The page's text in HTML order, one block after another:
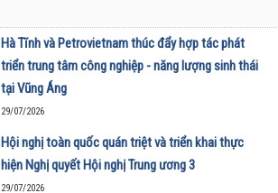
Hà Tĩnh và Petrovietnam thúc đẩy hợp tác phát
triển trung tâm công nghiệp - năng lượng sinh thái
tại Vũng Áng
29/07/2026
Hội nghị toàn quốc quán triệt và triển khai thực
hiện Nghị quyết Hội nghị Trung ương 3
29/07/2026